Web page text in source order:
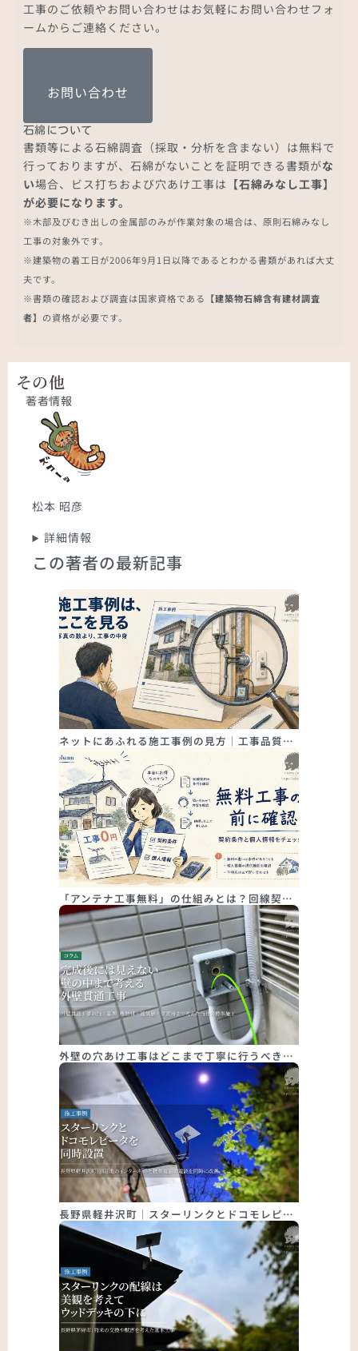
工事のご依頼やお問い合わせはお気軽にお問い合わせフォ
ームからご連絡ください。
お問い合わせ
石綿について
書類等による石綿調査（採取・分析を含まない）は無料で
行っておりますが、石綿がないことを証明できる書類がな
い場合、ビス打ちおよび穴あけ工事は 【石綿みなし工事】
が必要になります。
※木部及びむき出しの金属部のみが作業対象の場合は、原則石綿みなし
工事の対象外です。
※建築物の着工日が2006年9月1日以降であるとわかる書類があれば大丈
夫です。
※書類の確認および調査は国家資格である 【建築物石綿含有建材調査
者】 の資格が必要です。
その他
著者情報
松本 昭彦
詳細情報
この著者の最新記事
ネットにあふれる施工事例の見方｜工事品質…
「アンテナ工事無料」の仕組みとは？回線契…
外壁の穴あけ工事はどこまで丁寧に行うべき…
長野県軽井沢町｜スターリンクとドコモレピ…